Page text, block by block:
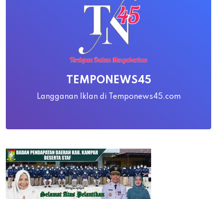
TEMPONEWS45
Langganan Iklan di Temponews45.com